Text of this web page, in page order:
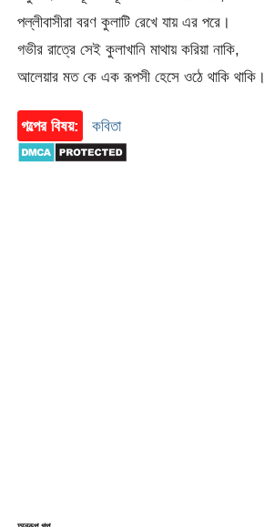
পল্লীবাসীরা বরণ কুলাটি রেখে যায় এর পরে।
গভীর রাত্রে সেই কুলাখানি মাথায় করিয়া নাকি,
আলেয়ার মত কে এক রূপসী হেসে ওঠে থাকি থাকি।
গল্পের বিষয়: কবিতা